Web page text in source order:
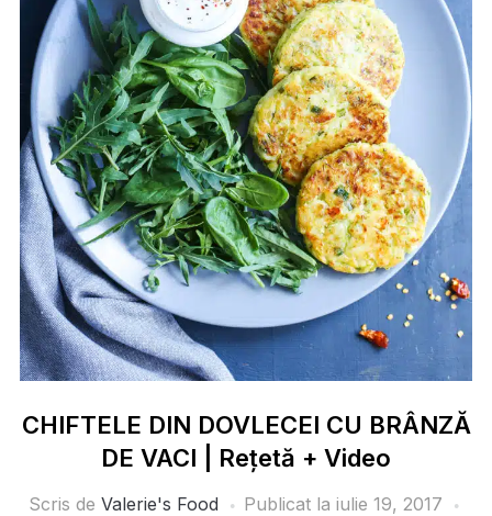
CHIFTELE DIN DOVLECEI CU BRÂNZĂ
DE VACI | Rețetă + Video
Scris de Valerie's Food Publicat la iulie 19, 2017